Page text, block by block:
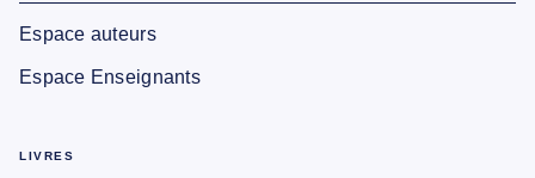
Espace auteurs
Espace Enseignants
LIVRES